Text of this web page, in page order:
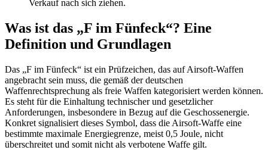
Verkauf nach sich ziehen.
Was ist das „F im Fünfeck“? Eine
Definition und Grundlagen
Das „F im Fünfeck“ ist ein Prüfzeichen, das auf Airsoft-Waffen
angebracht sein muss, die gemäß der deutschen
Waffenrechtsprechung als freie Waffen kategorisiert werden können.
Es steht für die Einhaltung technischer und gesetzlicher
Anforderungen, insbesondere in Bezug auf die Geschossenergie.
Konkret signalisiert dieses Symbol, dass die Airsoft-Waffe eine
bestimmte maximale Energiegrenze, meist 0,5 Joule, nicht
überschreitet und somit nicht als verbotene Waffe gilt.